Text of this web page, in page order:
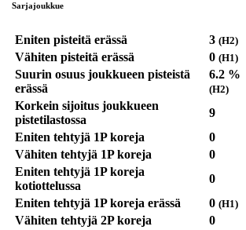
Sarjajoukkue
Eniten pisteitä erässä 3 (H2)
Vähiten pisteitä erässä
0 (H1)
Suurin osuus joukkueen pisteistä
erässä
6.2 %
(H2)
Korkein sijoitus joukkueen
pistetilastossa
9
Eniten tehtyjä 1P koreja
0
Vähiten tehtyjä 1P koreja
0
Eniten tehtyjä 1P koreja
kotiottelussa
0
Eniten tehtyjä 1P koreja erässä
0 (H1)
Vähiten tehtyjä 2P koreja
0